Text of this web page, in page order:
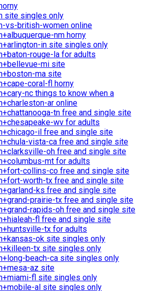
site singles only
vs-british-women online
nm horny
in site singles only
rouge-la for adults
mi site
ma site
coral-fl horny
nc things to know when a
ar online
tn free and single site
wv for adults
il free and single site
vista-ca free and single site
oh free and single site
mt for adults
collins-co free and single site
worth-tx free and single site
ks free and single site
prairie-tx free and single site
rapids-oh free and single site
fl free and single site
tx for adults
ok site singles only
tx site singles only
beach-ca site singles only
az site
fl site singles only
al site singles only